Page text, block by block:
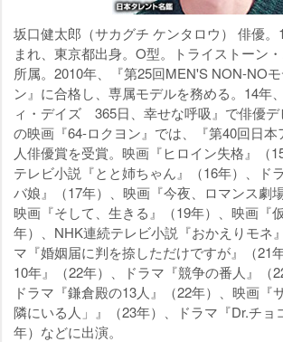
坂口健太郎（サカグチ ケンタロウ） 俳優。
まれ、東京都出身。O型。トライストーン
所属。2010年、『第25回MEN'S NON-NO
ン』に合格し、専属モデルを務める。14年
ィ・デイズ 365日、幸せな呼吸』で俳優デ
の映画『64-ロクヨン』では、『第40回日
人俳優賞を受賞。映画『ヒロイン失格』（
テレビ小説『とと姉ちゃん』（16年）、ド
バ娘』（17年）、映画『今夜、ロマンス劇
映画『そして、生きる』（19年）、映画『
年）、NHK連続テレビ小説『おかえりモネ
マ『婚姻届に判を捺しただけですが』（21
10年』（22年）、ドラマ『競争の番人』（
ドラマ『鎌倉殿の13人』（22年）、映画『
隣にいる人」』（23年）、ドラマ『Dr.チョ
年）などに出演。